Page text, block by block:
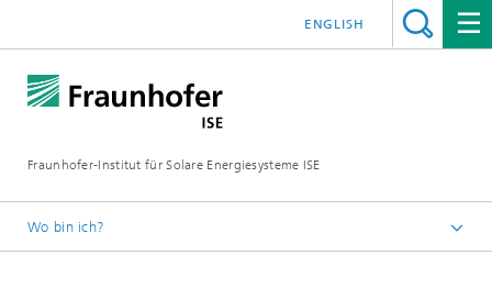
Fraunhofer-Institut für Solare Energiesysteme ISE
ENGLISH
Wo bin ich?